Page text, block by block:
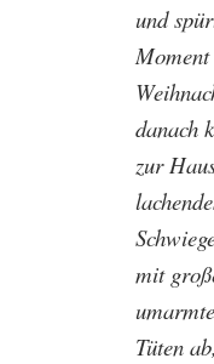
und
Moment
danach
zur
mit
Tüten